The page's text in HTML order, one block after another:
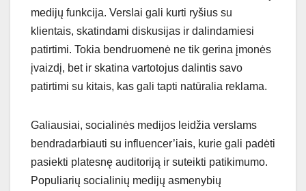
medijų funkcija. Verslai gali kurti ryšius su
klientais, skatindami diskusijas ir dalindamiesi
patirtimi. Tokia bendruomenė ne tik gerina įmonės
įvaizdį, bet ir skatina vartotojus dalintis savo
patirtimi su kitais, kas gali tapti natūralia reklama.
Galiausiai, socialinės medijos leidžia verslams
bendradarbiauti su influencer’iais, kurie gali padėti
pasiekti platesnę auditoriją ir suteikti patikimumo.
Populiarių socialinių medijų asmenybių